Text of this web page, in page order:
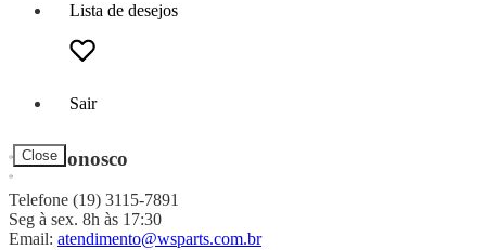
Lista de desejos
Sair
Close
Fale Conosco
Telefone (19) 3115-7891
Seg à sex. 8h às 17:30
Email: atendimento@wsparts.com.br